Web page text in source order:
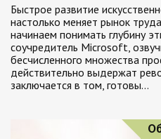
Быстрое развитие
настолько меняет рынок
начинаем понимать глубину
соучредитель Microsoft,
бесчисленного множества
действительно выдержат
заключается в том, готовы…